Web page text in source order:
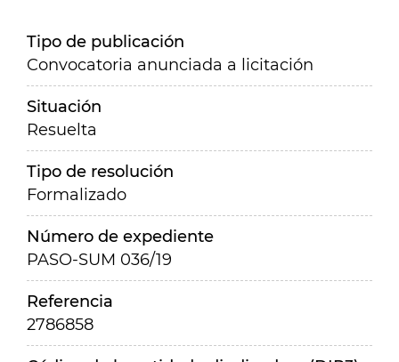
Tipo de publicación
Convocatoria anunciada a licitación
Situación
Resuelta
Tipo de resolución
Formalizado
Número de expediente
PASO-SUM 036/19
Referencia
2786858